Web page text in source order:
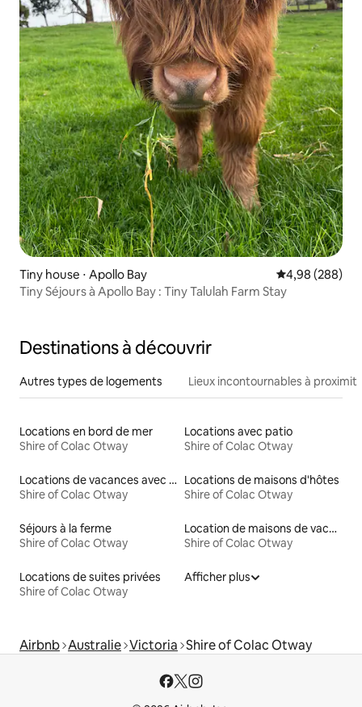
Tiny house ⋅ Apollo Bay Évaluation
4,98 (288)
Tiny Séjours à Apollo Bay : Tiny Talulah Farm Stay
Destinations à découvrir
Autres types de logements Lieux incontournables à
Locations en bord de mer
Shire of Colac Otway
Locations avec patio
Shire of Colac Otway
Locations de vacances avec piscine
Shire of Colac Otway
Locations de maisons d'hôtes
Shire of Colac Otway
Séjours à la ferme
Shire of Colac Otway
Location de maisons de vacances
Shire of Colac Otway
Locations de suites privées
Shire of Colac Otway
Afficher plus
Airbnb Australie Victoria Shire of Colac Otway